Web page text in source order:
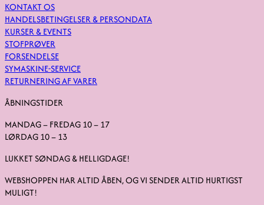
KONTAKT OS
HANDELSBETINGELSER & PERSONDATA
KURSER & EVENTS
STOFPRØVER
FORSENDELSE
SYMASKINE-SERVICE
RETURNERING AF VARER
ÅBNINGSTIDER
MANDAG – FREDAG 10 – 17
LØRDAG 10 – 13
LUKKET SØNDAG & HELLIGDAGE!
WEBSHOPPEN HAR ALTID ÅBEN, OG VI SENDER ALTID HURTIGST
MULIGT!